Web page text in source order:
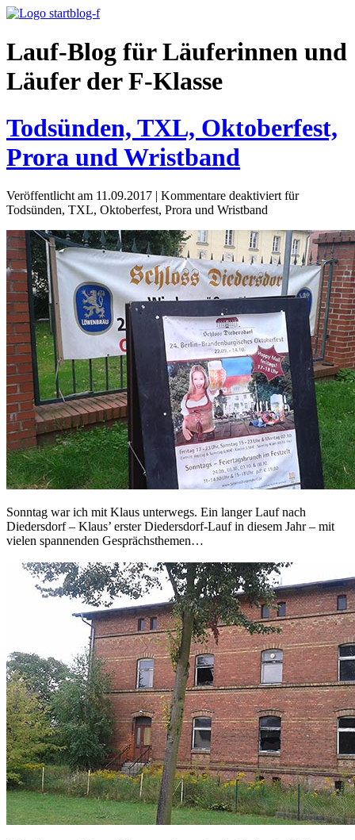
Lauf-Blog für Läuferinnen und
Läufer der F-Klasse
Todsünden, TXL, Oktoberfest,
Prora und Wristband
Veröffentlicht am 11.09.2017 | Kommentare deaktiviert für
Todsünden, TXL, Oktoberfest, Prora und Wristband
Sonntag war ich mit Klaus unterwegs. Ein langer Lauf nach
Diedersdorf – Klaus’ erster Diedersdorf-Lauf in diesem Jahr – mit
vielen spannenden Gesprächsthemen…